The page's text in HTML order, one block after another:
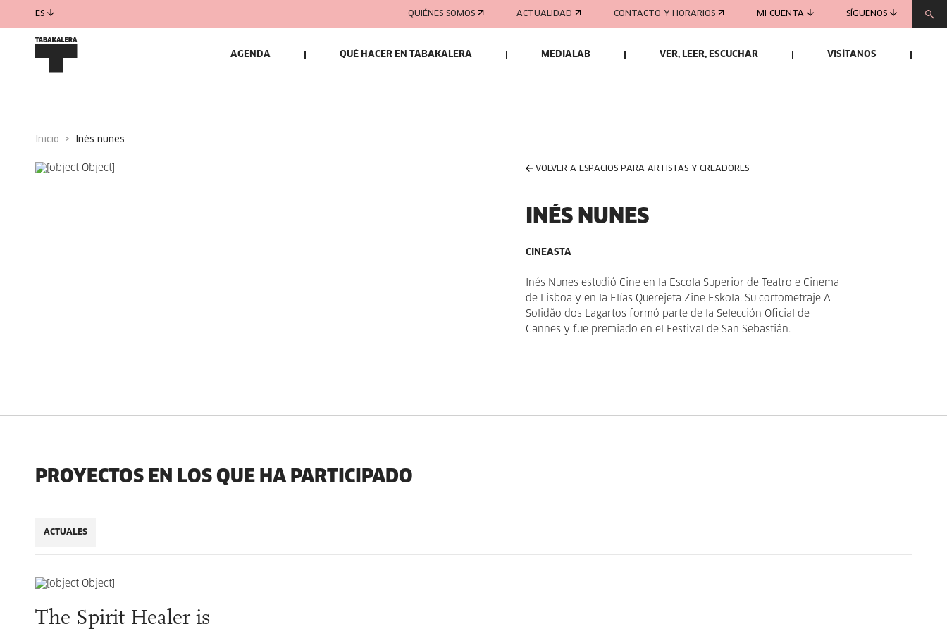
ES QUIÉNES SOMOS ACTUALIDAD CONTACTO Y HORARIOS MI CUENTA SÍGUENOS
AGENDA QUÉ HACER EN TABAKALERA MEDIALAB VER, LEER, ESCUCHAR VISÍTANOS
Inicio inés nunes
VOLVER A ESPACIOS PARA ARTISTAS Y CREADORES
INÉS NUNES
CINEASTA
Inés Nunes estudió Cine en la Escola Superior de Teatro e Cinema
de Lisboa y en la Elías Querejeta Zine Eskola. Su cortometraje A
Solidão dos Lagartos formó parte de la Selección Oficial de
Cannes y fue premiado en el Festival de San Sebastián.
PROYECTOS EN LOS QUE HA PARTICIPADO
ACTUALES
The Spirit Healer is